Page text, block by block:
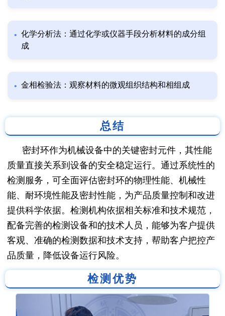
化学分析法：通过化学或仪器手段分析材料的成分组
成
金相检验法：观察材料的微观组织结构和相组成
总结
密封环作为机械设备中的关键密封元件，其性能
质量直接关系到设备的安全稳定运行。通过系统性的
检测服务，可全面评估密封环的物理性能、机械性
能、耐环境性能及密封性能，为产品质量控制和改进
提供科学依据。检测机构依据相关标准和技术规范，
配备完善的检测设备和的技术人员，能够为客户提供
客观、准确的检测数据和技术支持，帮助客户把控产
品质量，降低设备运行风险。
检测优势